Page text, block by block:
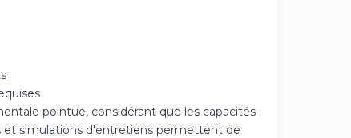
pointue, considérant que les capacités
simulations d'entretiens permettent de